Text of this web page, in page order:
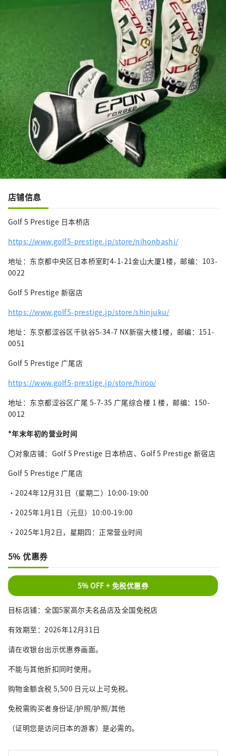
店铺信息
Golf 5 Prestige 日本桥店
https://www.golf5-prestige.jp/store/nihonbashi/
地址：东京都中央区日本桥室町4-1-21金山大厦1楼，邮编：103-
0022
Golf 5 Prestige 新宿店
https://www.golf5-prestige.jp/store/shinjuku/
地址：东京都涩谷区千驮谷5-34-7 NX新宿大楼1楼，邮编：151-
0051
Golf 5 Prestige 广尾店
https://www.golf5-prestige.jp/store/hiroo/
地址：东京都涩谷区广尾 5-7-35 广尾综合楼 1 楼，邮编：150-
0012
*年末年初的营业时间
〇对象店铺：Golf 5 Prestige 日本桥店、Golf 5 Prestige 新宿店
Golf 5 Prestige 广尾店
・2024年12月31日（星期二）10:00-19:00
・2025年1月1日（元旦）10:00-19:00
・2025年1月2日，星期四：正常营业时间
5% 优惠券
5% OFF + 免税优惠券
目标店铺：全国5家高尔夫名品店及全国免税店
有效期至：2026年12月31日
请在收银台出示优惠券画面。
不能与其他折扣同时使用。
购物金额含税 5,500 日元以上可免税。
免税需购买者身份证/护照/护照/其他
（证明您是访问日本的游客）是必需的。